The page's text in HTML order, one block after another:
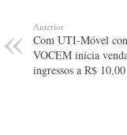
Anterior
Com UTI-Móvel
VOCEM inicia
ingressos a R$ 10,00